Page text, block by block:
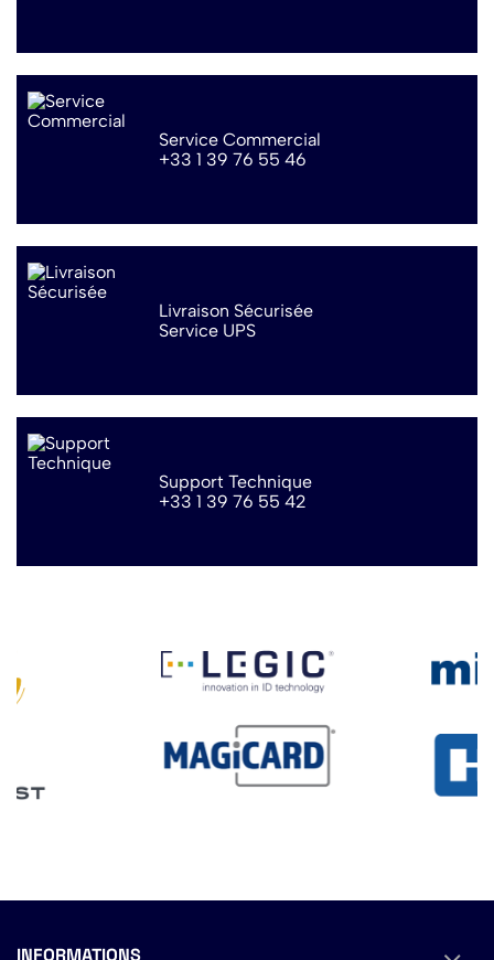
Service Commercial
+33 1 39 76 55 46
Livraison Sécurisée
Service UPS
Support Technique
+33 1 39 76 55 42
INFORMATIONS